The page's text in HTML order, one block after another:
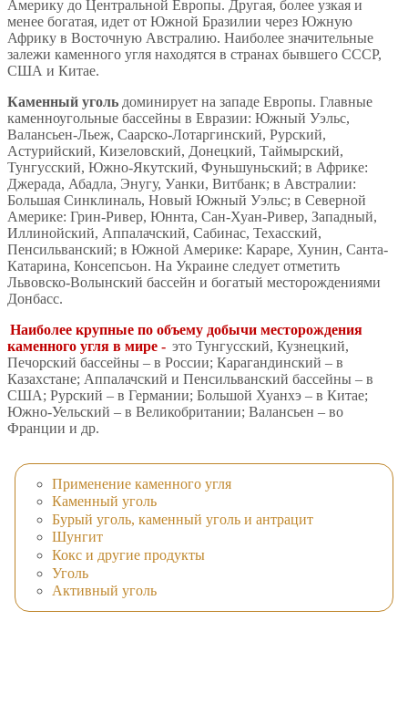
Америку до Центральной Европы. Другая, более узкая и
менее богатая, идет от Южной Бразилии через Южную
Африку в Восточную Австралию. Наиболее значительные
залежи каменного угля находятся в странах бывшего СССР,
США и Китае.
Каменный уголь доминирует на западе Европы. Главные
каменноугольные бассейны в Евразии: Южный Уэльс,
Валансьен-Льеж, Саарско-Лотаргинский, Рурский,
Астурийский, Кизеловский, Донецкий, Таймырский,
Тунгусский, Южно-Якутский, Фуньшуньский; в Африке:
Джерада, Абадла, Энугу, Уанки, Витбанк; в Австралии:
Большая Синклиналь, Новый Южный Уэльс; в Северной
Америке: Грин-Ривер, Юннта, Сан-Хуан-Ривер, Западный,
Иллинойский, Аппалачский, Сабинас, Техасский,
Пенсильванский; в Южной Америке: Караре, Хунин, Санта-
Катарина, Консепсьон. На Украине следует отметить
Львовско-Волынский бассейн и богатый месторождениями
Донбасс.
Наиболее крупные по объему добычи месторождения
каменного угля в мире - это Тунгусский, Кузнецкий,
Печорский бассейны – в России; Карагандинский – в
Казахстане; Аппалачский и Пенсильванский бассейны – в
США; Рурский – в Германии; Большой Хуанхэ – в Китае;
Южно-Уельский – в Великобритании; Валансьен – во
Франции и др.
Применение каменного угля
Каменный уголь
Бурый уголь, каменный уголь и антрацит
Шунгит
Кокс и другие продукты
Уголь
Активный уголь